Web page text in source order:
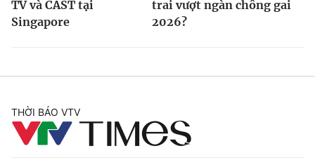
TV và CAST tại
Singapore
trai vượt ngàn chông gai
2026?
THỜI BÁO VTV